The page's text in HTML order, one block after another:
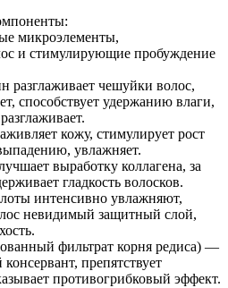
микроэлементы,
и стимулирующие пробуждение
разглаживает чешуйки волос,
способствует удержанию влаги,
кожу, стимулирует рост
увлажняет.
выработку коллагена, за
гладкость волосков.
интенсивно увлажняют,
невидимый защитный слой,
фильтрат корня редиса) —
препятствует
противогрибковый эффект.